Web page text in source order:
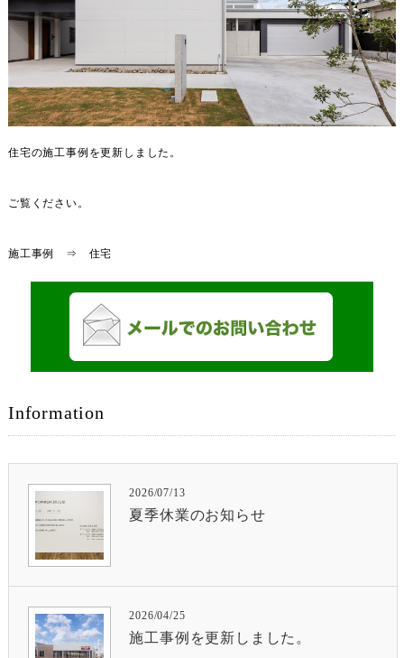
住宅の施工事例を更新しました。
ご覧ください。
施工事例 ⇒ 住宅
Information
2026/07/13
夏季休業のお知らせ
2026/04/25
施工事例を更新しました。